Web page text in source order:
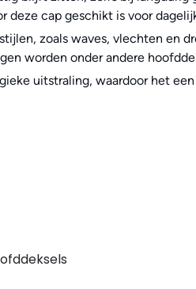
deze cap geschikt is voor
zoals waves, vlechten en
worden onder andere
uitstraling, waardoor het